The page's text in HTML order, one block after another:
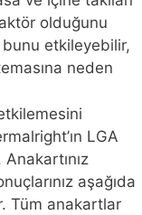
olduğunu
bunu etkileyebilir,
neden
LGA
aşağıda
Tüm anakartlar